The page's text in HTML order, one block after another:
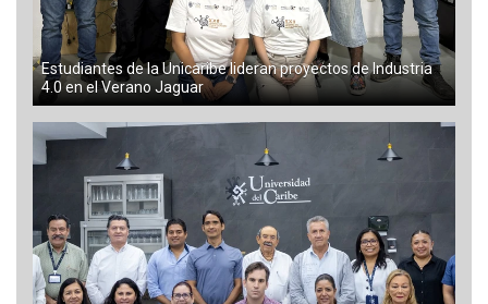
Estudiantes de la Unicaribe lideran proyectos de Industria
4.0 en el Verano Jaguar